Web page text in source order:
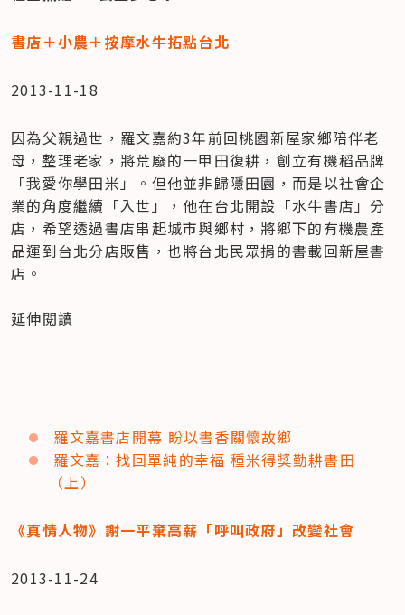
書店＋小農＋按摩水牛拓點台北
2013-11-18
因為父親過世，羅文嘉約3年前回桃園新屋家鄉陪伴老
母，整理老家，將荒廢的一甲田復耕，創立有機稻品牌
「我愛你學田米」。但他並非歸隱田園，而是以社會企
業的角度繼續「入世」，他在台北開設「水牛書店」分
店，希望透過書店串起城市與鄉村，將鄉下的有機農產
品運到台北分店販售，也將台北民眾捐的書載回新屋書
店。
延伸閱讀
羅文嘉書店開幕 盼以書香關懷故鄉
羅文嘉：找回單純的幸福 種米得獎勤耕書田
（上）
《真情人物》謝一平棄高薪「呼叫政府」改變社會
2013-11-24